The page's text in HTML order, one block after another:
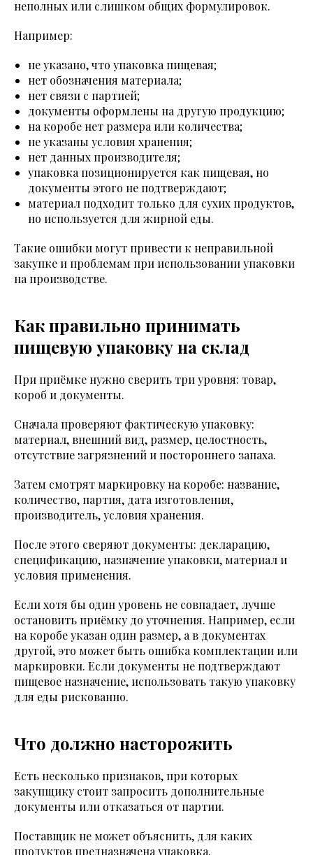
неполных или слишком общих формулировок.
Например:
не указано, что упаковка пищевая;
нет обозначения материала;
нет связи с партией;
документы оформлены на другую продукцию;
на коробе нет размера или количества;
не указаны условия хранения;
нет данных производителя;
упаковка позиционируется как пищевая, но
документы этого не подтверждают;
материал подходит только для сухих продуктов,
но используется для жирной еды.
Такие ошибки могут привести к неправильной
закупке и проблемам при использовании упаковки
на производстве.
Как правильно принимать
пищевую упаковку на склад
При приёмке нужно сверить три уровня: товар,
короб и документы.
Сначала проверяют фактическую упаковку:
материал, внешний вид, размер, целостность,
отсутствие загрязнений и постороннего запаха.
Затем смотрят маркировку на коробе: название,
количество, партия, дата изготовления,
производитель, условия хранения.
После этого сверяют документы: декларацию,
спецификацию, назначение упаковки, материал и
условия применения.
Если хотя бы один уровень не совпадает, лучше
остановить приёмку до уточнения. Например, если
на коробе указан один размер, а в документах
другой, это может быть ошибка комплектации или
маркировки. Если документы не подтверждают
пищевое назначение, использовать такую упаковку
для еды рискованно.
Что должно насторожить
Есть несколько признаков, при которых
закупщику стоит запросить дополнительные
документы или отказаться от партии.
Поставщик не может объяснить, для каких
продуктов предназначена упаковка.